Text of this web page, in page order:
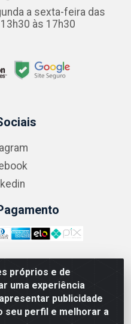
próprios e de
uma experiência
publicidade
seu perfil e melhorar a
a sexta-feira das
às 17h30
LTDA - CNPJ:
Lobo Júnior, 1045 -
- RJ - CEP 21020-124